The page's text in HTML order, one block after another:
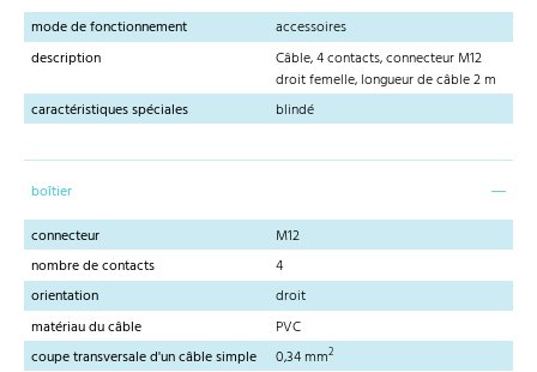
mode de fonctionnement
accessoires
description
Câble, 4 contacts, connecteur M12
droit femelle, longueur de câble 2 m
caractéristiques spéciales
blindé
boîtier
connecteur
M12
nombre de contacts
4
orientation
droit
matériau du câble
PVC
coupe transversale d'un câble simple
0,34 mm2